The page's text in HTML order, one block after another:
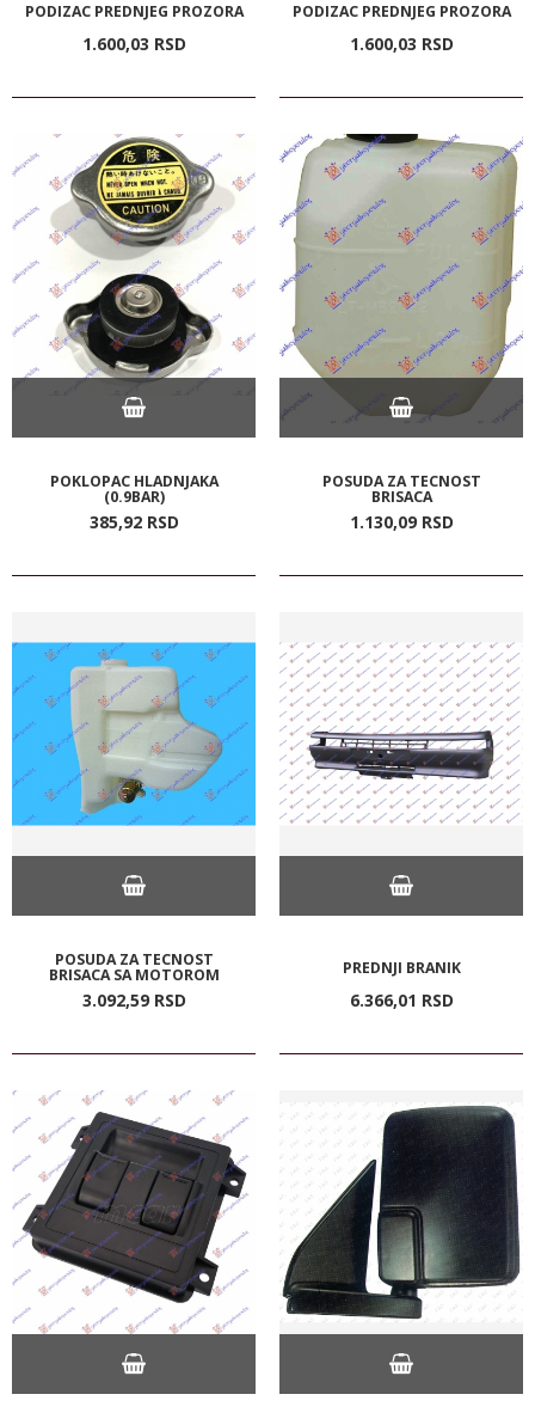
PODIZAC PREDNJEG PROZORA
1.600,03 RSD
PODIZAC PREDNJEG PROZORA
1.600,03 RSD
POKLOPAC HLADNJAKA
(0.9BAR)
385,92 RSD
POSUDA ZA TECNOST
BRISACA
1.130,09 RSD
POSUDA ZA TECNOST
BRISACA SA MOTOROM
3.092,59 RSD
PREDNJI BRANIK
6.366,01 RSD